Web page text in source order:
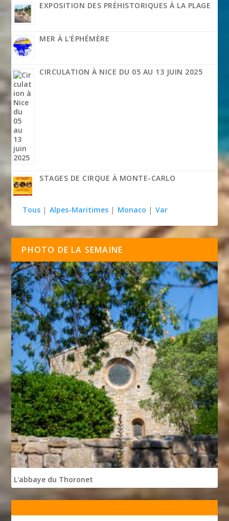
EXPOSITION DES PRÉHISTORIQUES À LA PLAGE
MER À L’ÉPHÉMÈRE
CIRCULATION À NICE DU 05 AU 13 JUIN 2025
STAGES DE CIRQUE À MONTE-CARLO
Tous | Alpes-Maritimes | Monaco | Var
PHOTO DE LA SEMAINE
L'abbaye du Thoronet